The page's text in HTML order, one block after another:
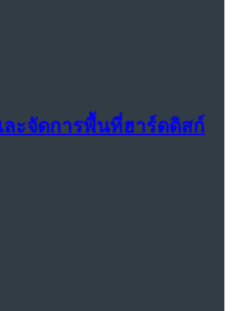
ละจัดการพื้นที่ฮาร์ดดิสก์